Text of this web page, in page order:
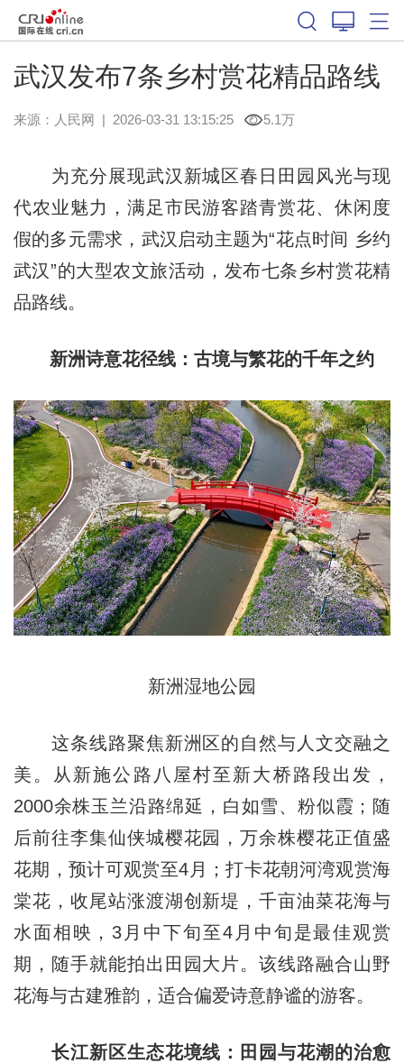
武汉发布7条乡村赏花精品路线
来源： 人民网 | 2026-03-31 13:15:25 5.1万
为充分展现武汉新城区春日田园风光与现
代农业魅力，满足市民游客踏青赏花、休闲度
假的多元需求，武汉启动主题为“花点时间 乡约
武汉”的大型农文旅活动，发布七条乡村赏花精
品路线。
新洲诗意花径线：古境与繁花的千年之约
新洲湿地公园
这条线路聚焦新洲区的自然与人文交融之
美。从新施公路八屋村至新大桥路段出发，
2000余株玉兰沿路绵延，白如雪、粉似霞；随
后前往李集仙侠城樱花园，万余株樱花正值盛
花期，预计可观赏至4月；打卡花朝河湾观赏海
棠花，收尾站涨渡湖创新堤，千亩油菜花海与
水面相映，3月中下旬至4月中旬是最佳观赏
期，随手就能拍出田园大片。该线路融合山野
花海与古建雅韵，适合偏爱诗意静谧的游客。
长江新区生态花境线：田园与花潮的治愈